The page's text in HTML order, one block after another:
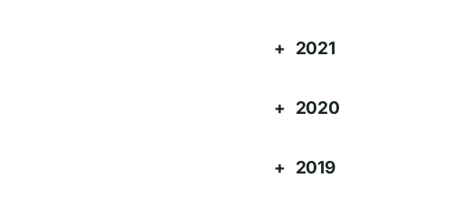
2021
2020
2019